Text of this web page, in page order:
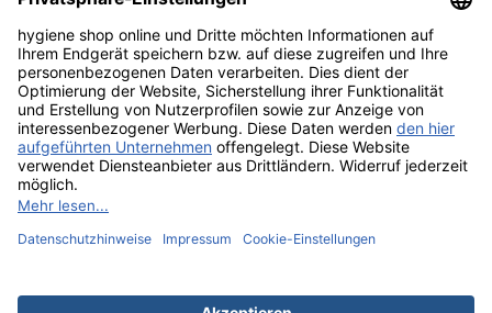
AGB Lieferung & Versandkosten
Zahlungsarten
Versandkostenund ggf. Nachnahmegebühren, wenn nicht